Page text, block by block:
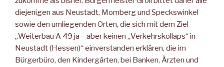
diejenigen aus Neustadt, Momberg und Speckswinkel
sowie den umliegenden Orten, die sich mit dem Ziel
„Weiterbau A 49 ja – aber keinen „Verkehrskollaps“ in
Neustadt (Hessen)“ einverstanden erklären, die im
Bürgerbüro, den Kindergärten, bei Banken, Ärzten und